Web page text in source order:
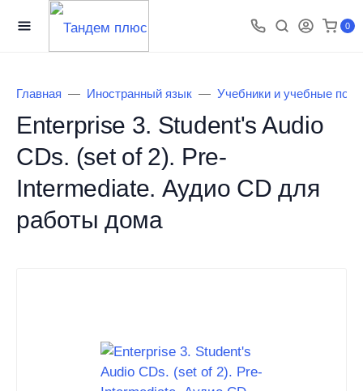
0
Главная Иностранный язык Учебники и учебные
Enterprise 3. Student's Audio
CDs. (set of 2). Pre-
Intermediate. Аудио CD для
работы дома